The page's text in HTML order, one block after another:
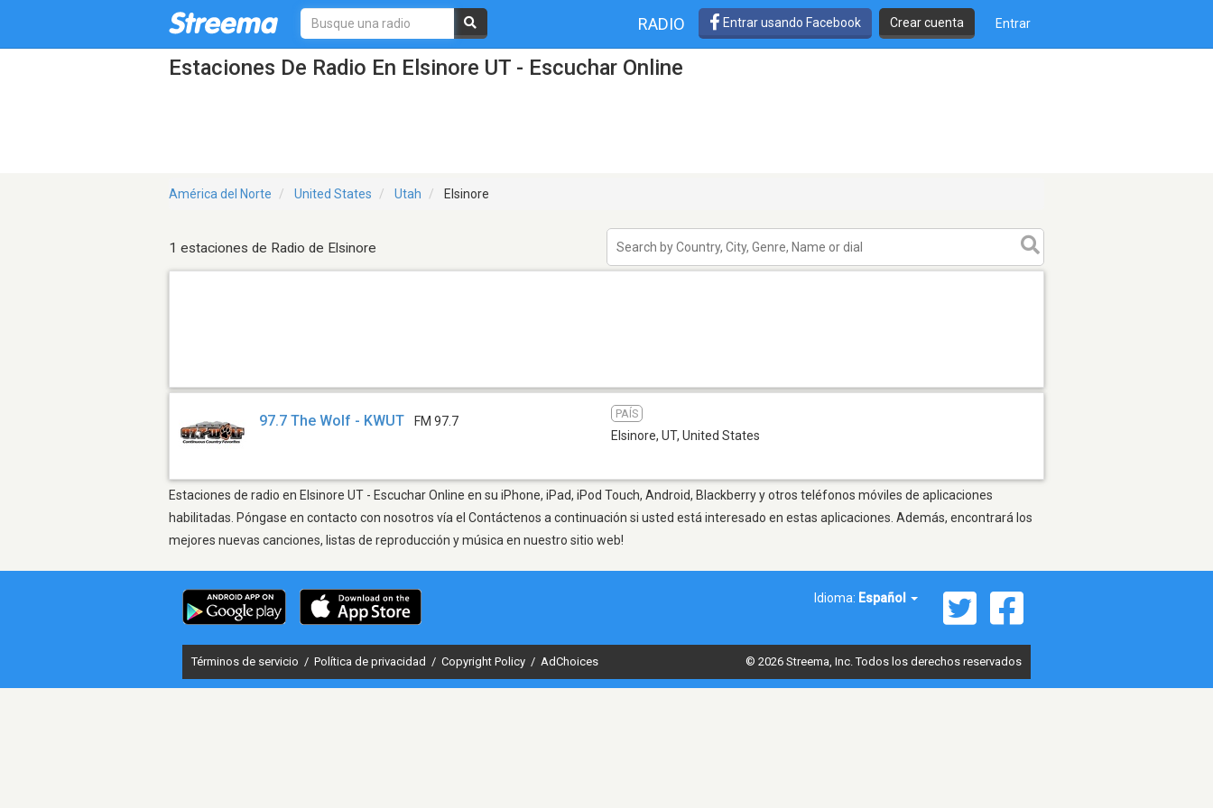
RADIO Entrar usando Facebook Crear cuenta Entrar
Estaciones De Radio En Elsinore UT - Escuchar Online
América del Norte United States Utah Elsinore
1 estaciones de Radio de Elsinore
97.7 The Wolf - KWUT FM 97.7
PAÍS
Elsinore, UT, United States
Estaciones de radio en Elsinore UT - Escuchar Online en su iPhone, iPad, iPod Touch, Android, Blackberry y otros teléfonos móviles de aplicaciones
habilitadas. Póngase en contacto con nosotros vía el Contáctenos a continuación si usted está interesado en estas aplicaciones. Además, encontrará los
mejores nuevas canciones, listas de reproducción y música en nuestro sitio web!
Idioma: Español
Términos de servicio / Política de privacidad / Copyright Policy / AdChoices © 2026 Streema, Inc. Todos los derechos reservados